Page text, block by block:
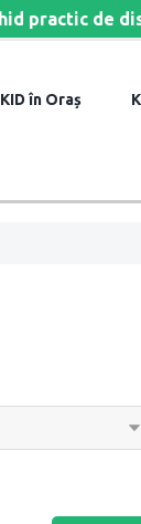
practic de
în Oraș